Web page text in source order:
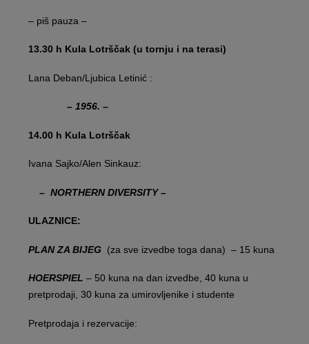
– piš pauza –
13.30 h Kula Lotrščak (u tornju i na terasi)
Lana Deban/Ljubica Letinić :
– 1956. –
14.00 h Kula Lotrščak
Ivana Sajko/Alen Sinkauz:
– NORTHERN DIVERSITY –
ULAZNICE:
PLAN ZA BIJEG(za sve izvedbe toga dana) – 15 kuna
HOERSPIEL – 50 kuna na dan izvedbe, 40 kuna u
pretprodaji, 30 kuna za umirovljenike i studente
Pretprodaja i rezervacije: